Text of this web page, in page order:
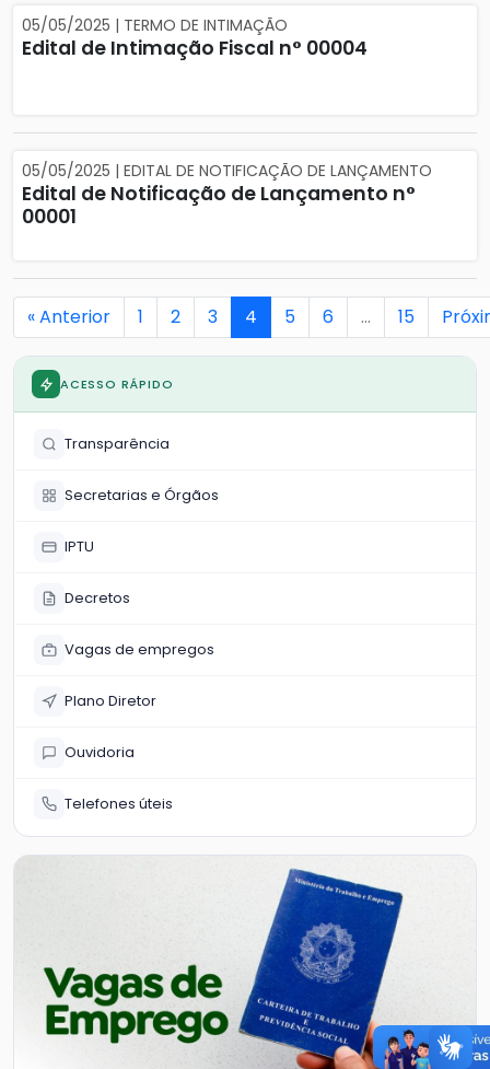
05/05/2025 | TERMO DE INTIMAÇÃO
Edital de Intimação Fiscal n° 00004
05/05/2025 | EDITAL DE NOTIFICAÇÃO DE LANÇAMENTO
Edital de Notificação de Lançamento n°
00001
« Anterior 1 2 3 4 5 6 … 15
ACESSO RÁPIDO
Transparência
Secretarias e Órgãos
IPTU
Decretos
Vagas de empregos
Plano Diretor
Ouvidoria
Telefones úteis